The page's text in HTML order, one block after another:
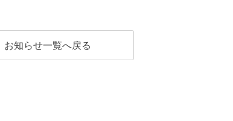
お知らせ一覧へ戻る